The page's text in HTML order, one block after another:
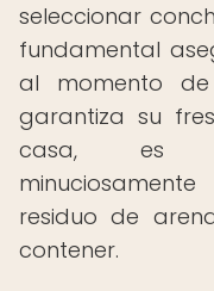
seleccionar
fundamental
al momento
garantiza su
casa, es
residuo de
contener.